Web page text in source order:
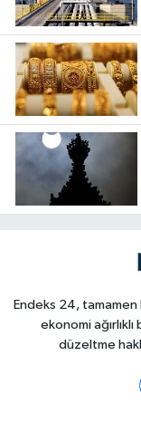
Endeks 24, tamamen
ekonomi
düzeltme